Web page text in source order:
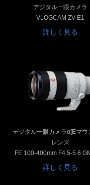
デジタル一眼カメラ
VLOGCAM ZV-E1
詳しく見る
デジタル一眼カメラα[Eマウ
レンズ
FE 100-400mm F4.5-5.6
詳しく見る